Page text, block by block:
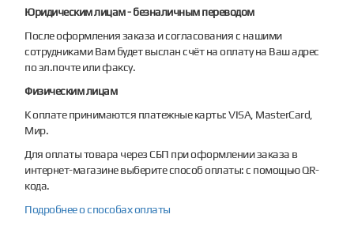
Юридическим лицам - безналичным переводом
После оформления заказа и согласования с нашими
сотрудниками Вам будет выслан счёт на оплату на Ваш адрес
по эл.почте или факсу.
Физическим лицам
К оплате принимаются платежные карты: VISA, MasterCard,
Мир.
Для оплаты товара через СБП при оформлении заказа в
интернет-магазине выберите способ оплаты: с помощью QR-
кода.
Подробнее о способах оплаты